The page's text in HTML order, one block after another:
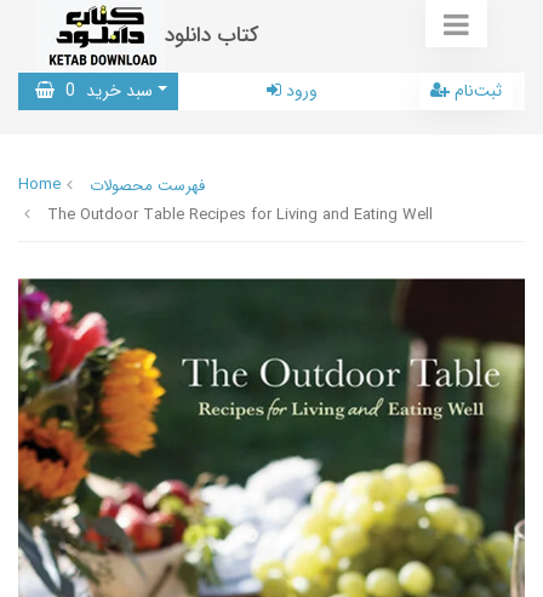
کتاب دانلود
سبد خرید 0 ورود ثبت‌نام
Home
فهرست محصولات
The Outdoor Table Recipes for Living and Eating Well